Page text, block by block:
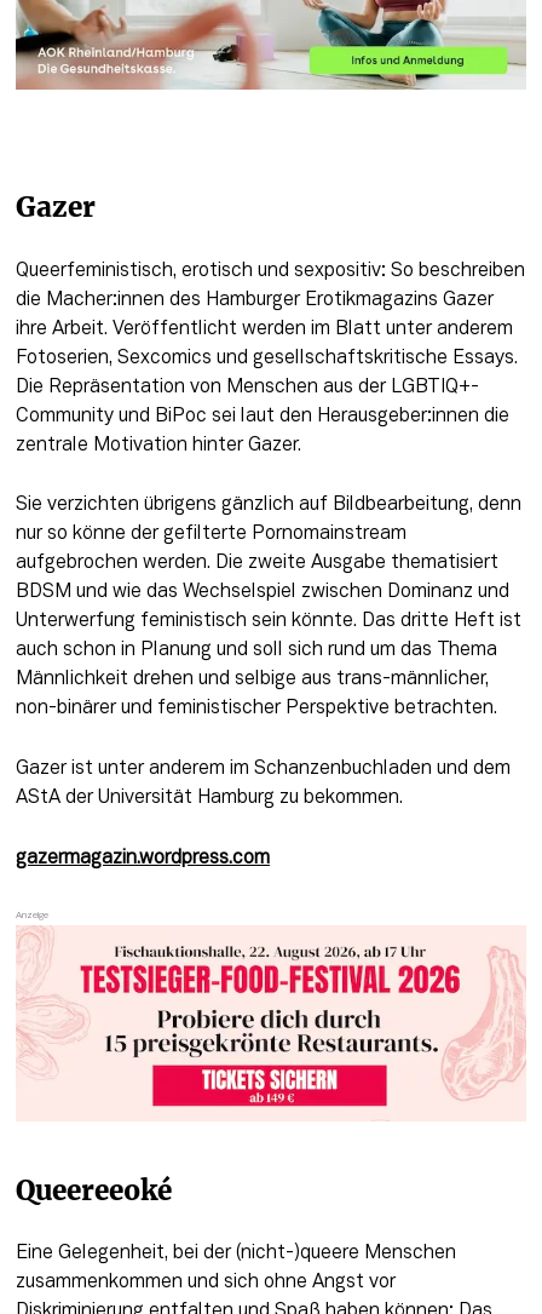
Gazer
Queerfeministisch, erotisch und sexpositiv: So beschreiben
die Macher:innen des Hamburger Erotikmagazins Gazer
ihre Arbeit. Veröffentlicht werden im Blatt unter anderem
Fotoserien, Sexcomics und gesellschaftskritische Essays.
Die Repräsentation von Menschen aus der LGBTIQ+-
Community und BiPoc sei laut den Herausgeber:innen die
zentrale Motivation hinter Gazer.
Sie verzichten übrigens gänzlich auf Bildbearbeitung, denn
nur so könne der gefilterte Pornomainstream
aufgebrochen werden. Die zweite Ausgabe thematisiert
BDSM und wie das Wechselspiel zwischen Dominanz und
Unterwerfung feministisch sein könnte. Das dritte Heft ist
auch schon in Planung und soll sich rund um das Thema
Männlichkeit drehen und selbige aus trans-männlicher,
non-binärer und feministischer Perspektive betrachten.
Gazer ist unter anderem im Schanzenbuchladen und dem
AStA der Universität Hamburg zu bekommen.
gazermagazin.wordpress.com
Queereeoké
Eine Gelegenheit, bei der (nicht-)queere Menschen
zusammenkommen und sich ohne Angst vor